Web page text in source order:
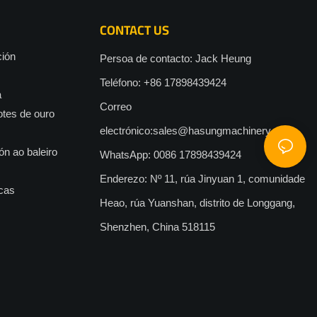
de ouro
ao baleiro
CONTACT US
Persoa de contacto: Jack Heung
Teléfono: +86 17898439424
Correo
electrónico:sales@hasungmachinery.com
WhatsApp: 0086 17898439424
Enderezo: Nº 11, rúa Jinyuan 1, comunidade
Heao, rúa Yuanshan, distrito de Longgang,
Shenzhen, China 518115